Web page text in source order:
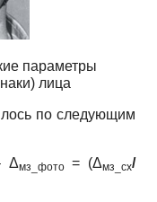
параметры
лица
по следующим
Δмз_фото = (Δмз_сх/